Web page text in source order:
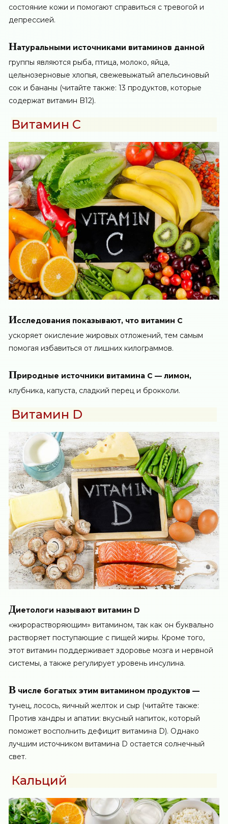
состояние кожи и помогают справиться с тревогой и
депрессией.
Натуральными источниками витаминов данной
группы являются рыба, птица, молоко, яйца,
цельнозерновые хлопья, свежевыжатый апельсиновый
сок и бананы (читайте также: 13 продуктов, которые
содержат витамин B12).
Витамин С
Исследования показывают, что витамин C
ускоряет окисление жировых отложений, тем самым
помогая избавиться от лишних килограммов.
Природные источники витамина С — лимон,
клубника, капуста, сладкий перец и брокколи.
Витамин D
Диетологи называют витамин D
«жирорастворяющим» витамином, так как он буквально
растворяет поступающие с пищей жиры. Кроме того,
этот витамин поддерживает здоровье мозга и нервной
системы, а также регулирует уровень инсулина.
В числе богатых этим витамином продуктов —
тунец, лосось, яичный желток и сыр (читайте также:
Против хандры и апатии: вкусный напиток, который
поможет восполнить дефицит витамина D). Однако
лучшим источником витамина D остается солнечный
свет.
Кальций